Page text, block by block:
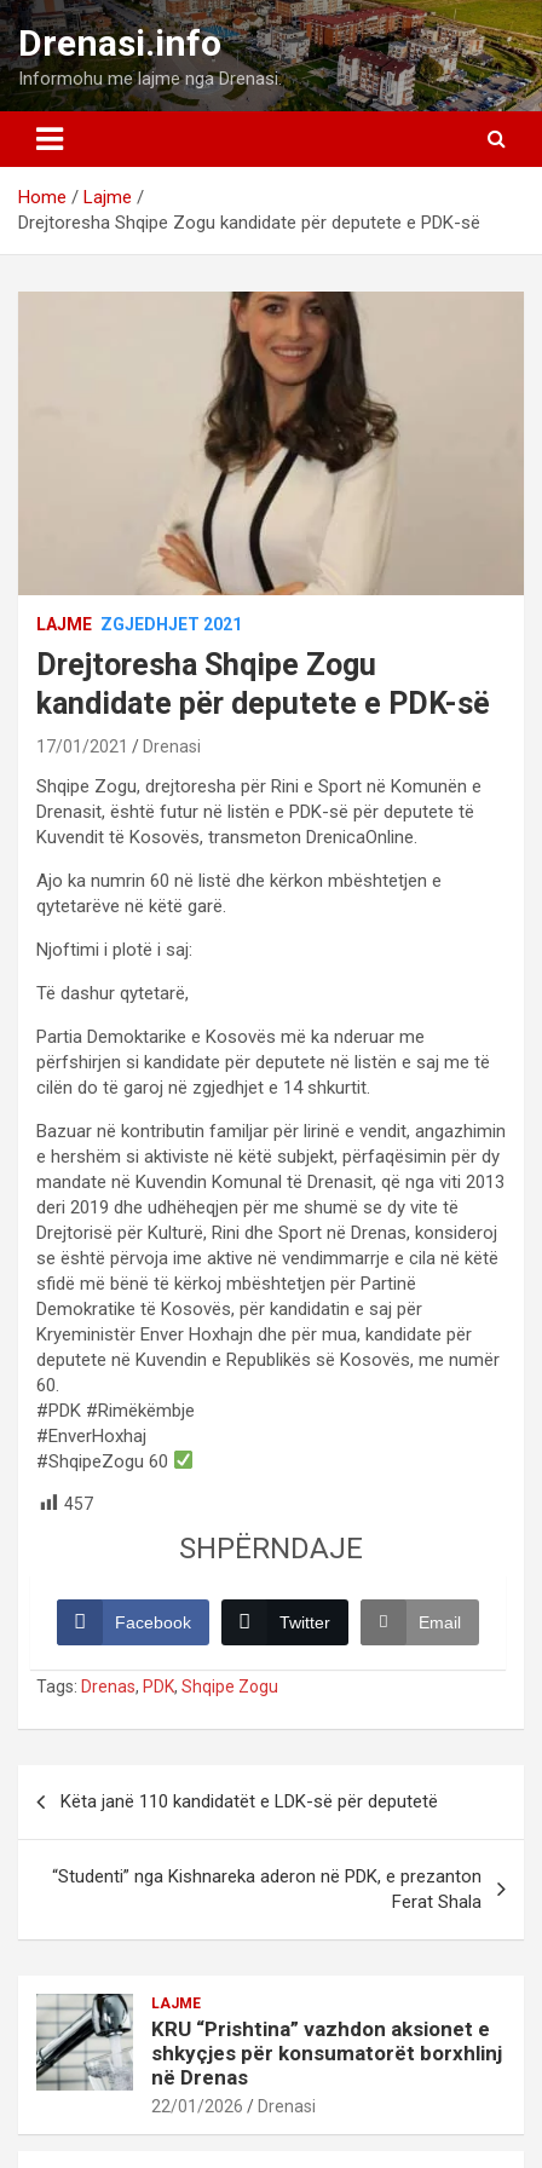
Skip
to
content
Drenasi.info
Informohu me lajme nga Drenasi.
Home
Lajme
Drejtoresha Shqipe Zogu kandidate për deputete e PDK-së
LAJME ZGJEDHJET 2021
Drejtoresha Shqipe Zogu
kandidate për deputete e PDK-së
17/01/2021 Drenasi
Shqipe Zogu, drejtoresha për Rini e Sport në Komunën e
Drenasit, është futur në listën e PDK-së për deputete të
Kuvendit të Kosovës, transmeton DrenicaOnline.
Ajo ka numrin 60 në listë dhe kërkon mbështetjen e
qytetarëve në këtë garë.
Njoftimi i plotë i saj:
Të dashur qytetarë,
Partia Demoktarike e Kosovës më ka nderuar me
përfshirjen si kandidate për deputete në listën e saj me të
cilën do të garoj në zgjedhjet e 14 shkurtit.
Bazuar në kontributin familjar për lirinë e vendit, angazhimin
e hershëm si aktiviste në këtë subjekt, përfaqësimin për dy
mandate në Kuvendin Komunal të Drenasit, që nga viti 2013
deri 2019 dhe udhëheqjen për me shumë se dy vite të
Drejtorisë për Kulturë, Rini dhe Sport në Drenas, konsideroj
se është përvoja ime aktive në vendimmarrje e cila në këtë
sfidë më bënë të kërkoj mbështetjen për Partinë
Demokratike të Kosovës, për kandidatin e saj për
Kryeministër Enver Hoxhajn dhe për mua, kandidate për
deputete në Kuvendin e Republikës së Kosovës, me numër
60.
#PDK #Rimëkëmbje
#EnverHoxhaj
#ShqipeZogu 60
457
SHPËRNDAJE
Facebook Twitter Email
Tags: Drenas, PDK, Shqipe Zogu
navigation
Këta janë 110 kandidatët e LDK-së për deputetë
“Studenti” nga Kishnareka aderon në PDK, e prezanton
Ferat Shala
LAJME
KRU “Prishtina” vazhdon aksionet e
shkyçjes për konsumatorët borxhlinj
në Drenas
22/01/2026 Drenasi